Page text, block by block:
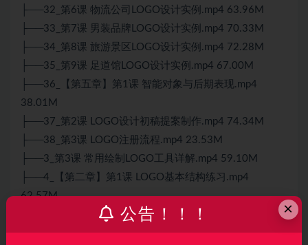
├──32_第6课 物流公司LOGO设计实例.mp4 63.96M
├──33_第7课 男装品牌LOGO设计实例.mp4 70.33M
├──34_第8课 旅游景区LOGO设计实例.mp4 72.28M
├──35_第9课 足道馆LOGO设计实例.mp4 67.00M
├──36_【第五章】第1课 智能对象与后期表现.mp4
38.01M
├──37_第2课 LOGO设计初稿提案制作.mp4 74.34M
├──38_第3课 LOGO注册流程.mp4 23.53M
├──3_第3课 常用绘制LOGO工具详解.mp4 59.10M
├──4_【第二章】第1课 LOGO基本结构练习.mp4
62.57M
├──5_第2课 LOGO标准制图方式.mp4 75.34M
├──6_第3课 布尔运算技法.mp4 63.27M
×
公告！！！